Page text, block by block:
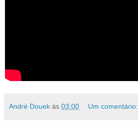
André Douek às 03:00 Um comentário: